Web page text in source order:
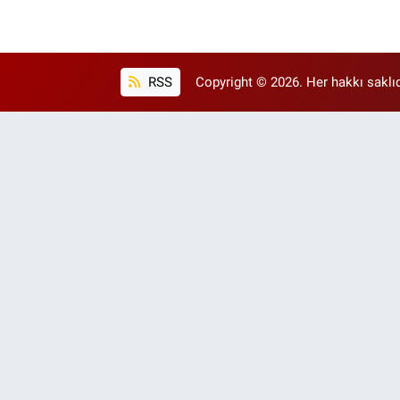
RSS Copyright © 2026. Her hakkı